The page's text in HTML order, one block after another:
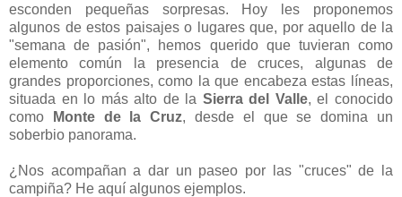
esconden pequeñas sorpresas. Hoy les proponemos
algunos de estos paisajes o lugares que, por aquello de la
"semana de pasión", hemos querido que tuvieran como
elemento común la presencia de cruces, algunas de
grandes proporciones, como la que encabeza estas líneas,
situada en lo más alto de la Sierra del Valle, el conocido
como
Monte de la Cruz, desde el que se domina un
soberbio panorama.
¿Nos acompañan a dar un paseo por las "cruces" de la
campiña? He aquí algunos ejemplos.